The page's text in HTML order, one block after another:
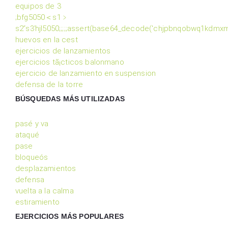
equipos de 3
;bfg5050＜s1﹥
huevos en la cest
ejercicios de lanzamientos
ejercicios tã¡cticos balonmano
ejercicio de lanzamiento en suspension
defensa de la torre
BÚSQUEDAS MÁS UTILIZADAS
pasé y va
ataqué
pase
bloqueós
desplazamientos
defensa
vuelta a la calma
estiramiento
EJERCICIOS MÁS POPULARES